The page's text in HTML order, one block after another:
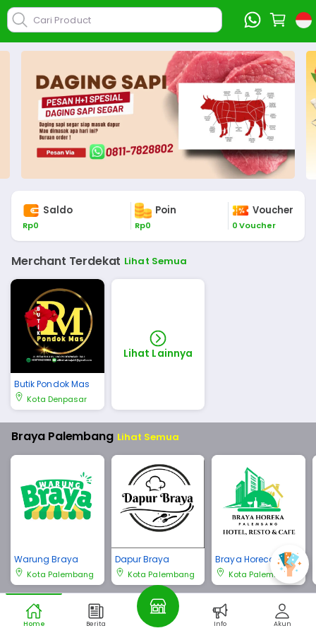
Cari Product
Saldo
Rp0
Poin
Rp0
Voucher
0 Voucher
Merchant Terdekat Lihat Semua
Butik Pondok Mas
Kota Denpasar
Lihat Lainnya
Braya Palembang Lihat Semua
Warung Braya
Kota Palembang
Dapur Braya
Kota Palembang
Braya Horeca Pale
mbang
Kota Palembang
Braya Bali Lihat Semua
Home Berita Info Akun